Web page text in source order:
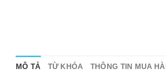
MÔ TẢ TỪ KHÓA THÔNG TIN MUA